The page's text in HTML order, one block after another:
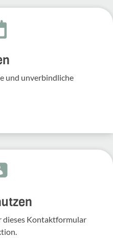
und unverbindliche
dieses Kontakt­for­mular